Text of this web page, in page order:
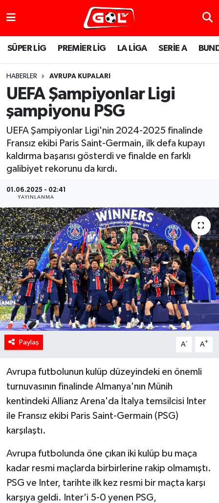
SÜPER LİG PREMİER LİG LA LİGA SERİE A
HABERLER AVRUPA KUPALARI
UEFA Şampiyonlar Ligi
şampiyonu PSG
UEFA Şampiyonlar Ligi'nin 2024-2025 finalinde
Fransız ekibi Paris Saint-Germain, ilk defa kupayı
kaldırma başarısı gösterdi ve finalde en farklı
galibiyet rekorunu da kırdı.
01.06.2025 - 02:41
YAYINLANMA
Paylaş A- A+
Avrupa futbolunun kulüp düzeyindeki en önemli
turnuvasının finalinde Almanya'nın Münih
kentindeki Allianz Arena'da İtalya temsilcisi Inter
ile Fransız ekibi Paris Saint-Germain (PSG)
karşılaştı.
Avrupa futbolunda öne çıkan iki kulüp bu maça
kadar resmi maçlarda birbirlerine rakip olmamıştı.
PSG ve Inter, tarihte ilk kez resmi bir maçta karşı
karşıya geldi. Inter'i 5-0 yenen PSG,